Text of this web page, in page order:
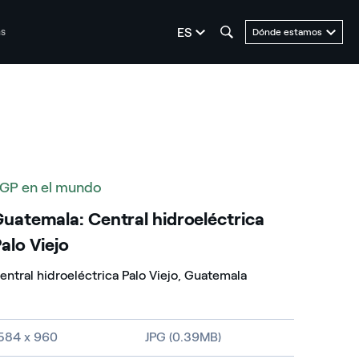
seleziona la lingua
ES Dónde estamos
en el mundo
Central hidroeléctrica
Viejo
hidroeléctrica Palo Viejo, Guatemala
de la imagen y tipo de fichero
x 960 JPG (0.39MB)